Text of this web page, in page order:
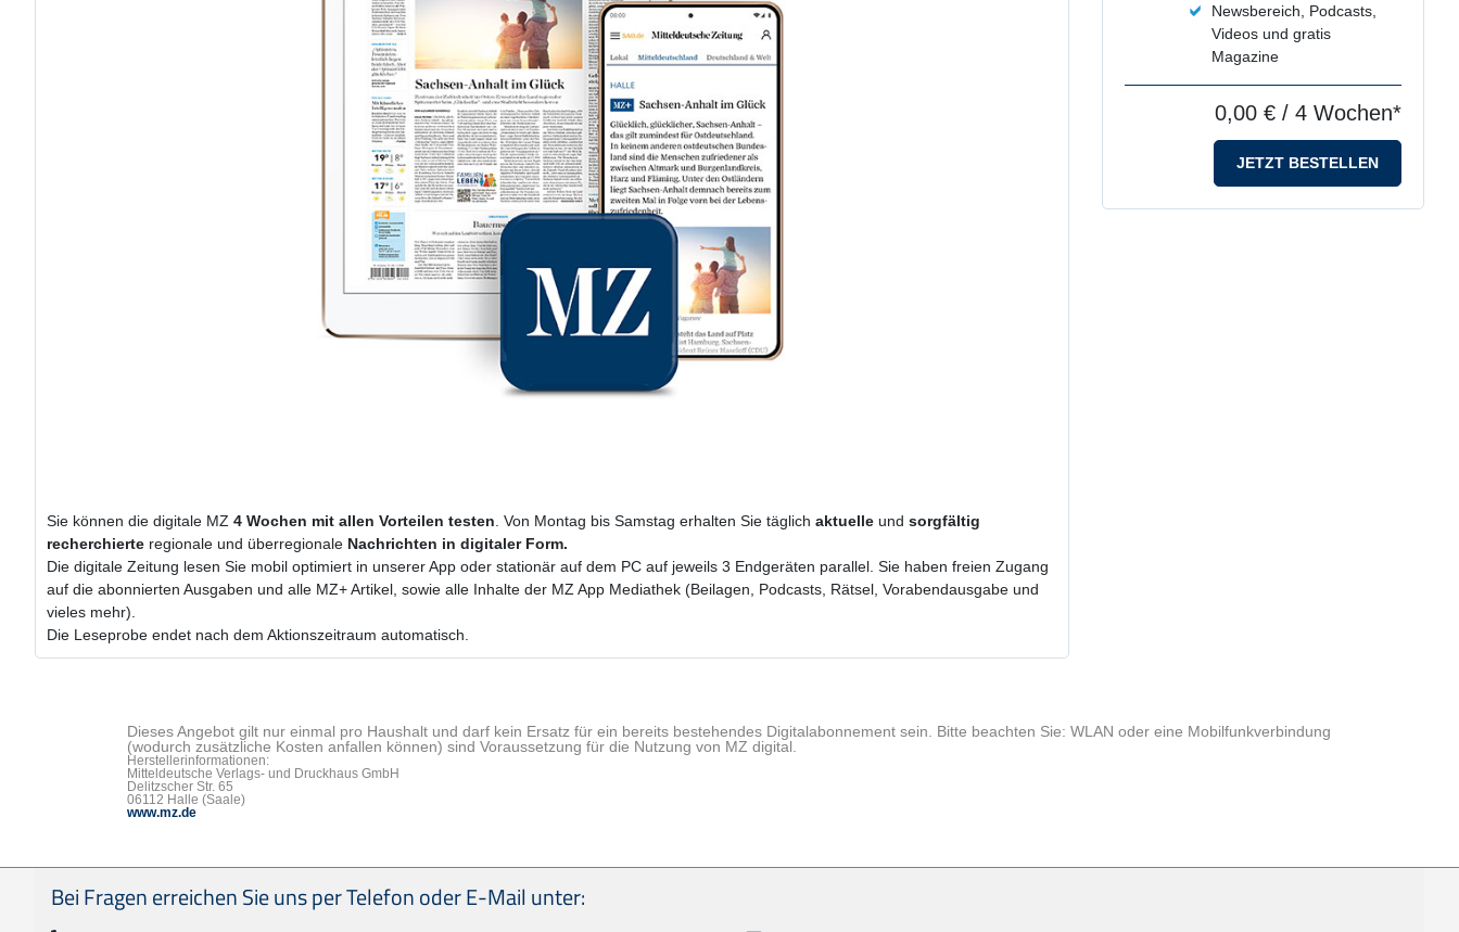
Sie können die digitale MZ 4 Wochen mit allen Vorteilen testen . Von Montag bis Samstag erhalten Sie täglich aktuelle und sorgfältig
recherchierte regionale und überregionale Nachrichten in digitaler Form.
Die digitale Zeitung lesen Sie mobil optimiert in unserer App oder stationär auf dem PC auf jeweils 3 Endgeräten parallel. Sie haben freien Zugang
auf die abonnierten Ausgaben und alle MZ+ Artikel, sowie alle Inhalte der MZ App Mediathek (Beilagen, Podcasts, Rätsel, Vorabendausgabe und
vieles mehr).
Die Leseprobe endet nach dem Aktionszeitraum automatisch.
Newsbereich, Podcasts,
Videos und gratis
Magazine
0,00 € / 4 Wochen*
JETZT BESTELLEN
Dieses Angebot gilt nur einmal pro Haushalt und darf kein Ersatz für ein bereits bestehendes Digitalabonnement sein. Bitte beachten Sie: WLAN oder eine Mobilfunkverbindung
(wodurch zusätzliche Kosten anfallen können) sind Voraussetzung für die Nutzung von MZ digital.
Herstellerinformationen:
Mitteldeutsche Verlags- und Druckhaus GmbH
Delitzscher Str. 65
06112 Halle (Saale)
www.mz.de
Seitenfußbereich
Bei Fragen erreichen Sie uns per Telefon oder E-Mail unter: